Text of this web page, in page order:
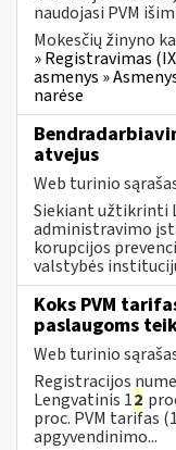
naudojasi PVM
Mokesčių žinyno
» Registravimas
asmenys »
narėse
atvejus
Web turinio
Siekiant užtikrinti
administravimo
korupcijos
valstybės
Koks PVM
paslaugoms
Web turinio
Registracijos
Lengvatinis 12
proc. PVM tarifas
apgyvendinimo...